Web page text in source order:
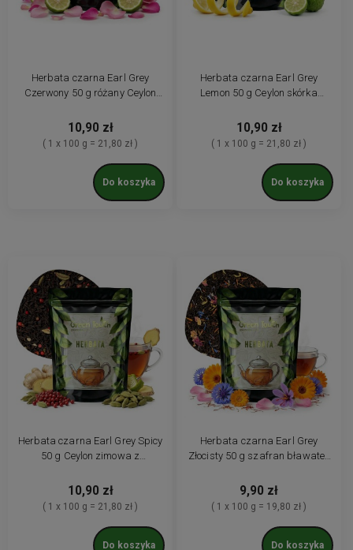
Herbata czarna Earl Grey
Czerwony 50 g różany Ceylon
10,90 zł
( 1 x 100 g = 21,80 zł )
Do koszyka
Herbata czarna Earl Grey
Lemon 50 g Ceylon skórka
10,90 zł
( 1 x 100 g = 21,80 zł )
Do koszyka
Herbata czarna Earl Grey Spicy
50 g Ceylon zimowa z
10,90 zł
( 1 x 100 g = 21,80 zł )
Do koszyka
Herbata czarna Earl Grey
Złocisty 50 g szafran bławatek
9,90 zł
( 1 x 100 g = 19,80 zł )
Do koszyka